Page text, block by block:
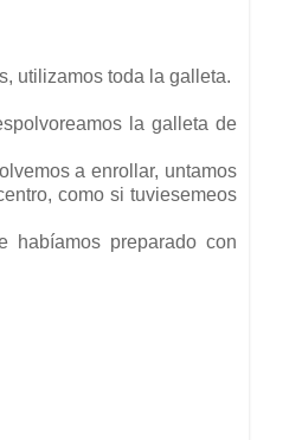
utilizamos toda la galleta.
la galleta de
a enrollar, untamos
como si tuviesemeos
habíamos preparado con